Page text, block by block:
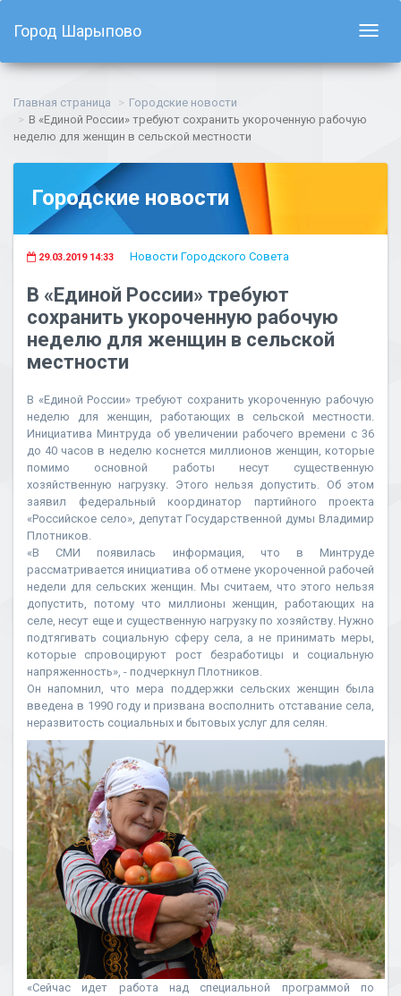
Город Шарыпово
Главная страница
Городские новости
В «Единой России» требуют сохранить укороченную рабочую
неделю для женщин в сельской местности
Городские новости
29.03.2019 14:33 Новости Городского Совета
В «Единой России» требуют
сохранить укороченную рабочую
неделю для женщин в сельской
местности
В «Единой России» требуют сохранить укороченную рабочую
неделю для женщин, работающих в сельской местности.
Инициатива Минтруда об увеличении рабочего времени с 36
до 40 часов в неделю коснется миллионов женщин, которые
помимо основной работы несут существенную
хозяйственную нагрузку. Этого нельзя допустить. Об этом
заявил федеральный координатор партийного проекта
«Российское село», депутат Государственной думы Владимир
Плотников.
«В СМИ появилась информация, что в Минтруде
рассматривается инициатива об отмене укороченной рабочей
недели для сельских женщин. Мы считаем, что этого нельзя
допустить, потому что миллионы женщин, работающих на
селе, несут еще и существенную нагрузку по хозяйству. Нужно
подтягивать социальную сферу села, а не принимать меры,
которые спровоцируют рост безработицы и социальную
напряженность», - подчеркнул Плотников.
Он напомнил, что мера поддержки сельских женщин была
введена в 1990 году и призвана восполнить отставание села,
неразвитость социальных и бытовых услуг для селян.
«Сейчас идет работа над специальной программой по